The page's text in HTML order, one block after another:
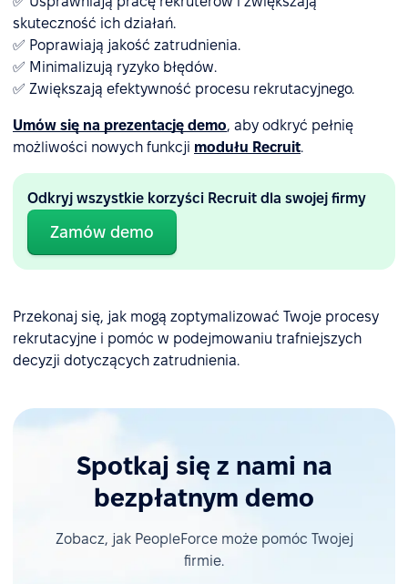
skuteczność ich działań.
✅ Poprawiają jakość zatrudnienia.
✅ Minimalizują ryzyko błędów.
✅ Zwiększają efektywność procesu rekrutacyjnego.
Umów się na prezentację demo, aby odkryć pełnię
możliwości nowych funkcji modułu Recruit.
Odkryj wszystkie korzyści Recruit dla swojej firmy
Zamów demo
Przekonaj się, jak mogą zoptymalizować Twoje procesy
rekrutacyjne i pomóc w podejmowaniu trafniejszych
decyzji dotyczących zatrudnienia.
Spotkaj się z nami na
bezpłatnym demo
Zobacz, jak PeopleForce może pomóc Twojej
firmie.